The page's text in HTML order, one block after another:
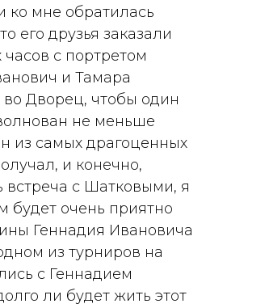
ко мне обратилась
его друзья заказали
с портретом
и Тамара
Дворец, чтобы один
не меньше
из самых драгоценных
и конечно,
встреча с Шатковыми, я
будет очень приятно
Геннадия Ивановича
из турниров на
с Геннадием
ли будет жить этот